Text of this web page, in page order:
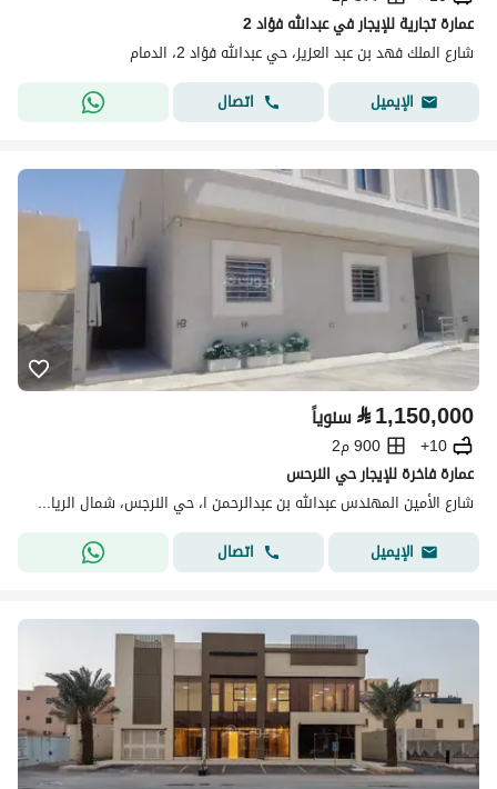
عمارة تجارية للإيجار في عبدالله فؤاد 2
شارع الملك فهد بن عبد العزيز، حي عبدالله فؤاد 2، الدمام
الإيميل
اتصال
⃁1,150,000 سنوياً
10+
900 م2
عمارة فاخرة للإيجار حي النرحس
شارع الأمين المهندس عبدالله بن عبدالرحمن ا، حي النرجس، شمال الرياض، الرياض
الإيميل
اتصال